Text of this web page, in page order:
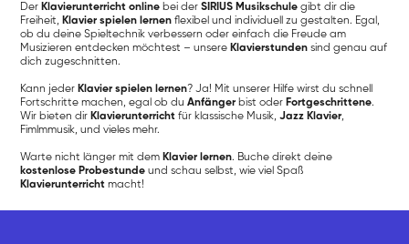
Der Klavierunterricht online bei derSIRIUS Musikschule gibt dir die
Freiheit, Klavier spielen lernen flexibel und individuell zu gestalten. Egal,
ob du deine Spieltechnik verbessern oder einfach die Freude am
Musizieren entdecken möchtest – unsere Klavierstunden sind genau auf
dich zugeschnitten.
Kann jeder Klavier spielen lernen? Ja! Mit unserer Hilfe wirst du schnell
Fortschritte machen, egal ob duAnfänger bist oder Fortgeschrittene.
Wir bieten dir Klavierunterricht für klassische Musik,Jazz Klavier,
Fimlmmusik, und vieles mehr.
Warte nicht länger mit dem Klavier lernen. Buche direkt deine
kostenlose Probestunde und schau selbst, wie viel Spaß
Klavierunterricht macht!